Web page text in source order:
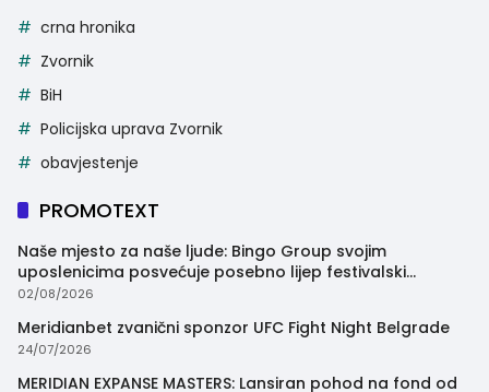
crna hronika
Zvornik
BiH
Policijska uprava Zvornik
obavjestenje
PROMOTEXT
Naše mjesto za naše ljude: Bingo Group svojim
uposlenicima posvećuje posebno lijep festivalski
trenutak
02/08/2026
Meridianbet zvanični sponzor UFC Fight Night Belgrade
24/07/2026
MERIDIAN EXPANSE MASTERS: Lansiran pohod na fond od